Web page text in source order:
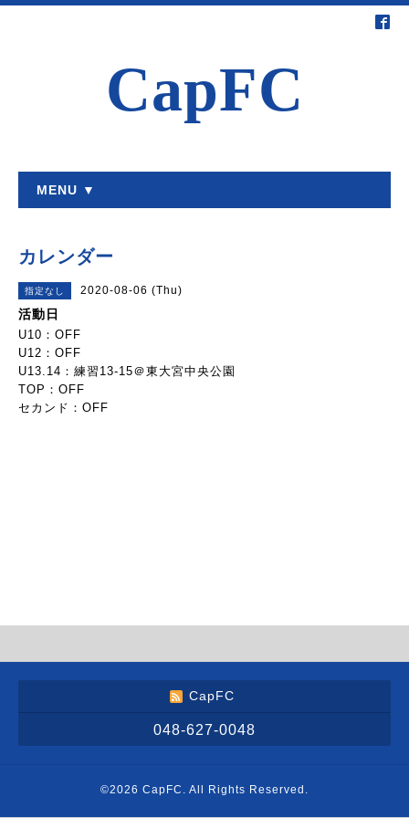
CapFC
MENU ▼
カレンダー
指定なし 2020-08-06 (Thu)
活動日
U10：OFF
U12：OFF
U13.14：練習13-15＠東大宮中央公園
TOP：OFF
セカンド：OFF
CapFC
048-627-0048
©2026 CapFC . All Rights Reserved.